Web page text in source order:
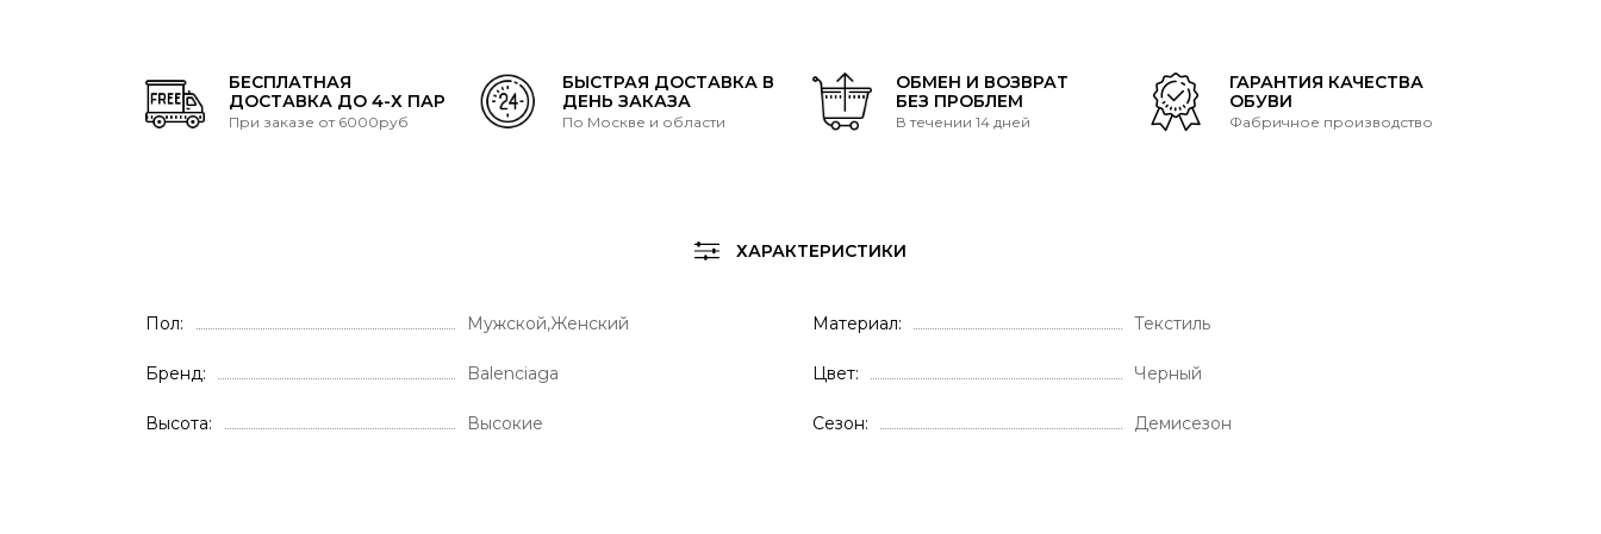
БЕСПЛАТНАЯ
ДОСТАВКА ДО 4-Х ПАР
При заказе от 6000руб
БЫСТРАЯ ДОСТАВКА В
ДЕНЬ ЗАКАЗА
По Москве и области
ОБМЕН И ВОЗВРАТ
БЕЗ ПРОБЛЕМ
В течении 14 дней
ГАРАНТИЯ КАЧЕСТВА
ОБУВИ
Фабричное производство
ХАРАКТЕРИСТИКИ
Пол Мужской,Женский
Бренд Balenciaga
Высота Высокие
Материал Текстиль
Цвет Черный
Сезон Демисезон